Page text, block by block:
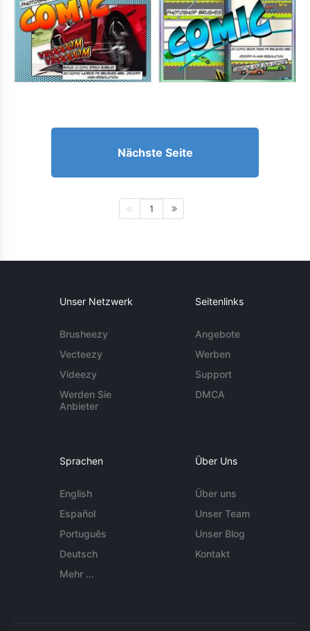
Nächste Seite
1
Unser Netzwerk
Brusheezy
Vecteezy
Videezy
Werden Sie
Anbieter
Seitenlinks
Angebote
Werben
Support
DMCA
Sprachen
English
Español
Português
Deutsch
Mehr ...
Über Uns
Über uns
Unser Team
Unser Blog
Kontakt